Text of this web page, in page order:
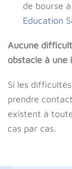
de bourse
Education
Aucune
obstacle à une
Si les
prendre
existent à
cas par cas.